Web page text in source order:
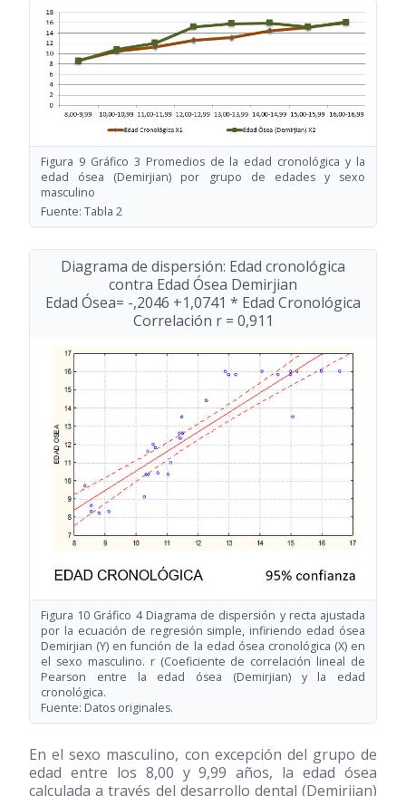
Figura 9 Gráfico 3 Promedios de la edad cronológica y la
edad ósea (Demirjian) por grupo de edades y sexo
masculino
Fuente: Tabla 2
Diagrama de dispersión: Edad cronológica
contra Edad Ósea Demirjian
Edad Ósea= -,2046 +1,0741 * Edad Cronológica
Correlación r = 0,911
Figura 10 Gráfico 4 Diagrama de dispersión y recta ajustada
por la ecuación de regresión simple, infiriendo edad ósea
Demirjian (Y) en función de la edad ósea cronológica (X) en
el sexo masculino. r (Coeficiente de correlación lineal de
Pearson entre la edad ósea (Demirjian) y la edad
cronológica.
Fuente: Datos originales.
En el sexo masculino, con excepción del grupo de
edad entre los 8,00 y 9,99 años, la edad ósea
calculada a través del desarrollo dental (Demirjian)